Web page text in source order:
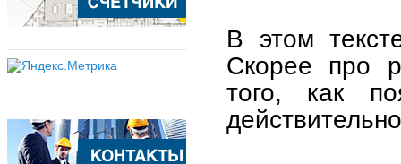
В этом
Скорее про
того, как